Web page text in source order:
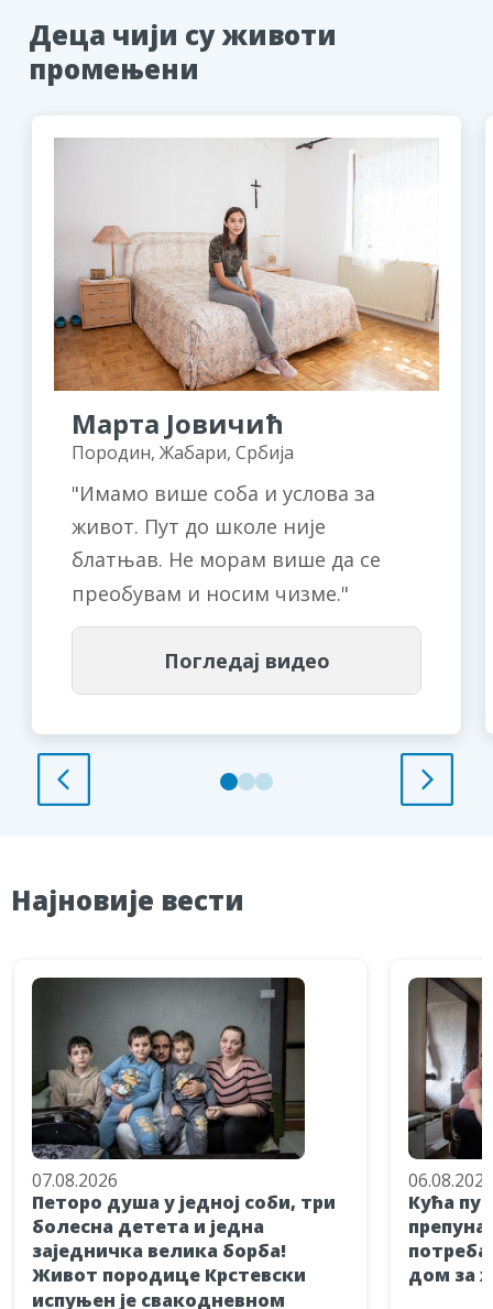
Деца чији су животи
промењени
Марта Јовичић
Породин, Жабари, Србија
Имамо више соба и услова за
живот. Пут до школе није
блатњав. Не морам више да се
преобувам и носим чизме.
Погледај видео
Најновије вести
07.08.2026
Петоро душа у једној соби, три
болесна детета и једна
заједничка велика борба!
Живот породице Крстевски
испуњен је свакодневном
06.08.2026
Кућа
препуна
дом за